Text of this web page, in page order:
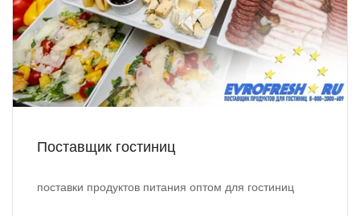
Поставщик гостиниц
поставки продуктов питания оптом для гостиниц